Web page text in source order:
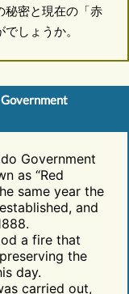
秘密と現在の「赤
しょうか。
Government
as “Red
same year the
and
a fire that
the
day.
carried out,